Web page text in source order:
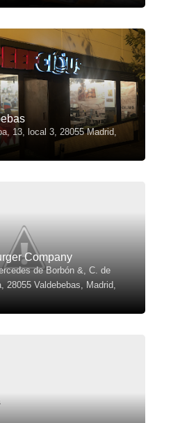
13, local 3, 28055 Madrid,
Company
de Borbón &, C. de
28055 Valdebebas, Madrid,